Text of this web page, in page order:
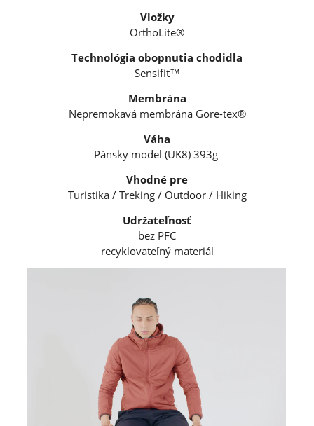
Vložky
OrthoLite®
Technológia obopnutia chodidla
Sensifit™
Membrána
Nepremokavá membrána Gore-tex®
Váha
Pánsky model (UK8) 393g
Vhodné pre
Turistika / Treking / Outdoor / Hiking
Udržateľnosť
bez PFC
recyklovateľný materiál